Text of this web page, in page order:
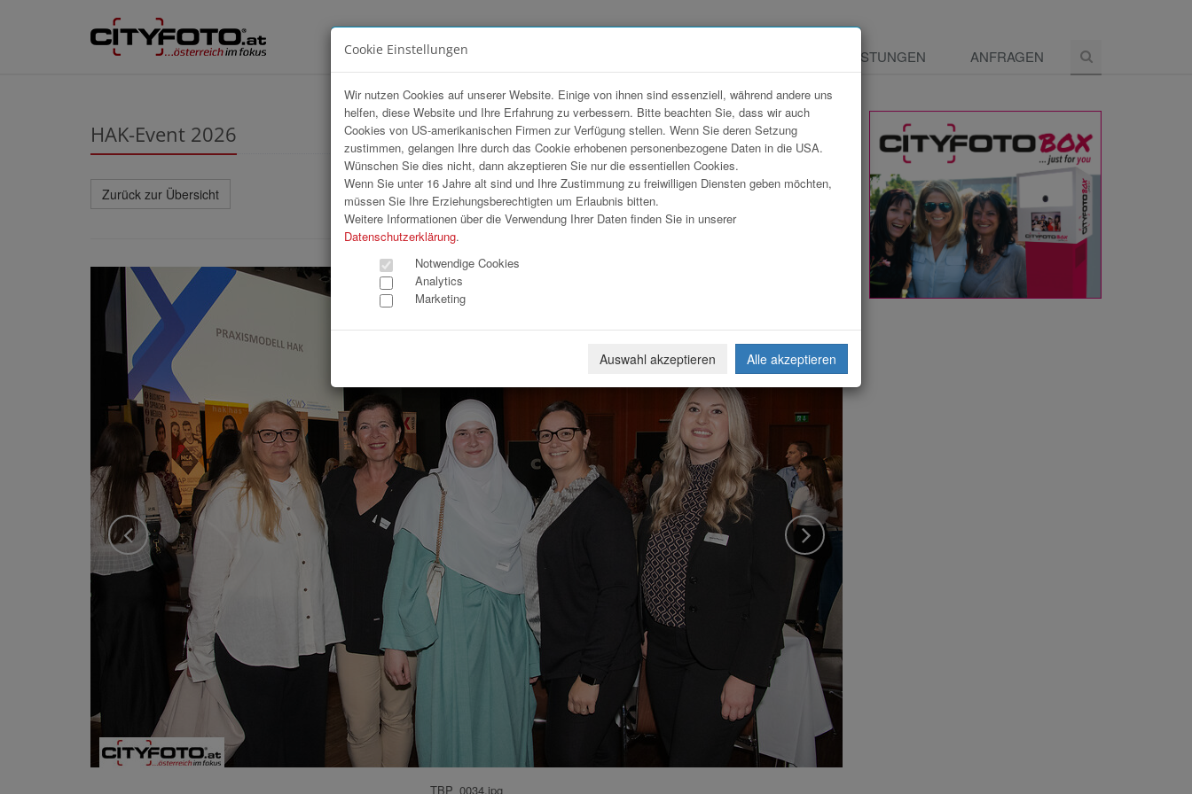
LEISTUNGEN ANFRAGEN
HAK-Event 2026
Zurück zur Übersicht Download Weiterleiten
TBP_0034.jpg
Cookie Einstellungen
Wir nutzen Cookies auf unserer Website. Einige von ihnen sind essenziell, während andere uns
helfen, diese Website und Ihre Erfahrung zu verbessern. Bitte beachten Sie, dass wir auch
Cookies von US-amerikanischen Firmen zur Verfügung stellen. Wenn Sie deren Setzung
zustimmen, gelangen Ihre durch das Cookie erhobenen personenbezogene Daten in die USA.
Wünschen Sie dies nicht, dann akzeptieren Sie nur die essentiellen Cookies.
Wenn Sie unter 16 Jahre alt sind und Ihre Zustimmung zu freiwilligen Diensten geben möchten,
müssen Sie Ihre Erziehungsberechtigten um Erlaubnis bitten.
Weitere Informationen über die Verwendung Ihrer Daten finden Sie in unserer
Datenschutzerklärung.
Notwendige Cookies
Analytics
Marketing
Auswahl akzeptieren Alle akzeptieren